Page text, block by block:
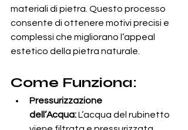
materiali di pietra. Questo processo
consente di ottenere motivi precisi e
complessi che migliorano l’appeal
estetico della pietra naturale.
Come Funziona:
Pressurizzazione
dell’Acqua: L’acqua del rubinetto